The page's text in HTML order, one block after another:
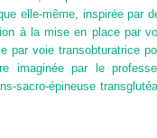
elle-même, inspirée par
à la mise en place par
par voie transobturatrice
imaginée par le
sacro-épineuse